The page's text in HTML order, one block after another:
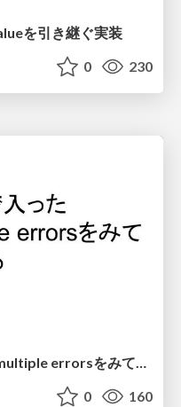
を引き継ぐ実装
0 230
Go 1.20で入った Wrapping multiple errorsをみてみる
0 160